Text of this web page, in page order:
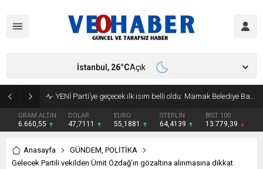
YENİ Parti’ye geçecek ilk isim belli oldu: Mamak Belediye Başkanı CHP’den istifa etti
GRAM ALTIN
6.660,55
DOLAR
47,7111
EURO
55,1881
STERLİN
64,4139
BIST 100
13.779,39
İstanbul, 26°CAçık
Anasayfa GÜNDEM, POLİTİKA
Gelecek Partili vekilden Ümit Özdağ’ın gözaltına alınmasına dikkat